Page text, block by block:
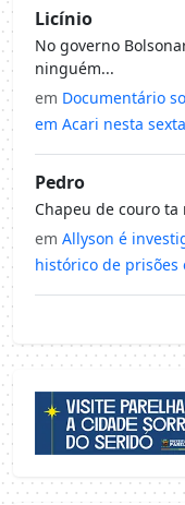
Licínio
No governo
ninguém...
em Documentário
em Acari nesta
Pedro
Chapeu de couro
em Allyson é
histórico de prisões